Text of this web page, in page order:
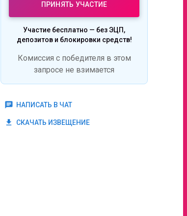
ПРИНЯТЬ УЧАСТИЕ
Участие бесплатно — без ЭЦП,
депозитов и блокировки средств!
Комиссия с победителя в этом
запросе не взимается
chat НАПИСАТЬ В ЧАТ
get_app СКАЧАТЬ ИЗВЕЩЕНИЕ